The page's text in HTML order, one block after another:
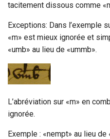
msItem
note
objectDesc
orgName
orig
tacitement dissous comme
Exceptions: Dans l’exemple
«m» est mieux ignorée et
«umb» au lieu de «ummb».
L’abréviation sur «m» en
ignorée.
Exemple : «nempt» au lieu de